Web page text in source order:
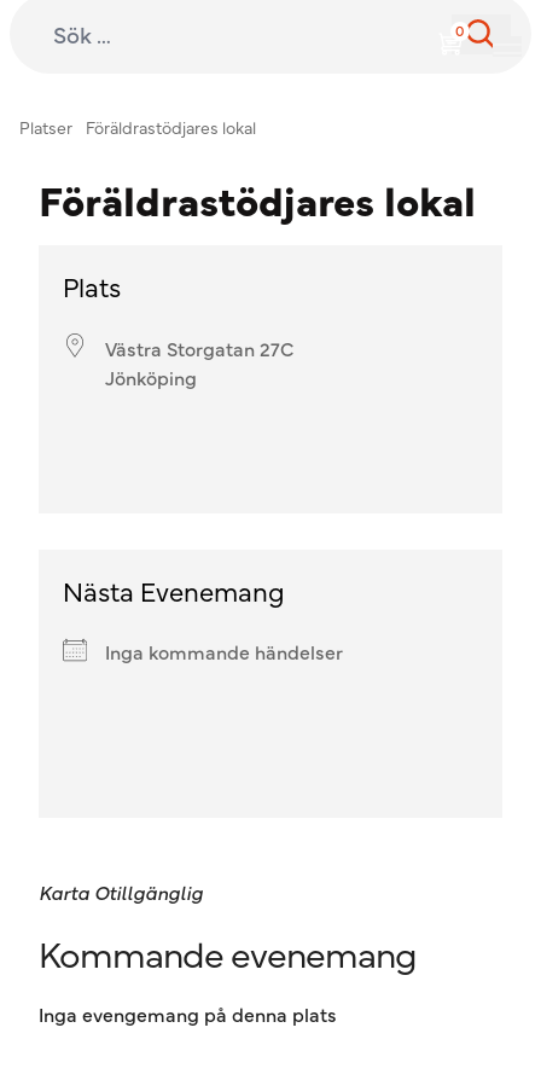
International Child Development Programme
Platser Föräldrastödjares lokal
Föräldrastödjares lokal
Plats
Västra Storgatan 27C
Jönköping
Nästa Evenemang
Inga kommande händelser
Karta Otillgänglig
Kommande evenemang
Inga evengemang på denna plats